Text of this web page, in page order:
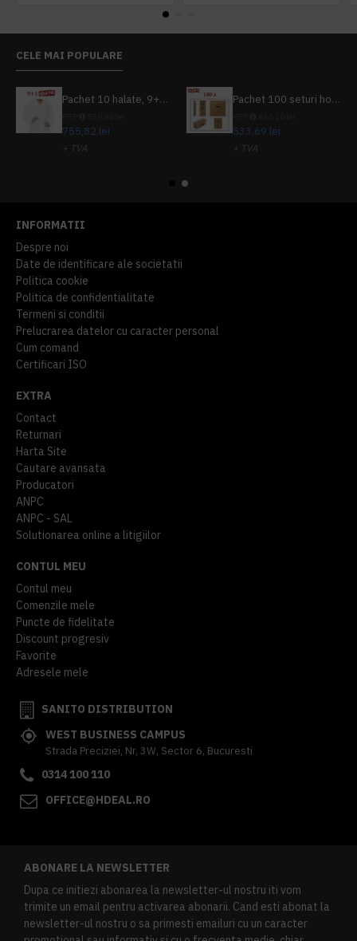
CELE MAI POPULARE
Pachet 10 halate, 9+1 gratuit
755,82 lei
+ TVA
Pachet 100 seturi hoteliere, set dentar, set barbierit, casca de dus, pila unghii, set cusut
533,69 lei
+ TVA
INFORMATII
Despre noi
Date de identificare ale societatii
Politica cookie
Politica de confidentialitate
Termeni si conditii
Prelucrarea datelor cu caracter personal
Cum comand
Certificari ISO
EXTRA
Contact
Returnari
Harta Site
Cautare avansata
Producatori
ANPC
ANPC - SAL
Solutionarea online a litigiilor
CONTUL MEU
Contul meu
Comenzile mele
Puncte de fidelitate
Discount progresiv
Favorite
Adresele mele
SANITO DISTRIBUTION
WEST BUSINESS CAMPUS
Strada Preciziei, Nr, 3W, Sector 6, Bucuresti
0314 100 110
OFFICE@HDEAL.RO
ABONARE LA NEWSLETTER
Dupa ce initiezi abonarea la newsletter-ul nostru iti vom
trimite un email pentru activarea abonarii. Cand esti abonat la
newsletter-ul nostru o sa primesti emailuri cu un caracter